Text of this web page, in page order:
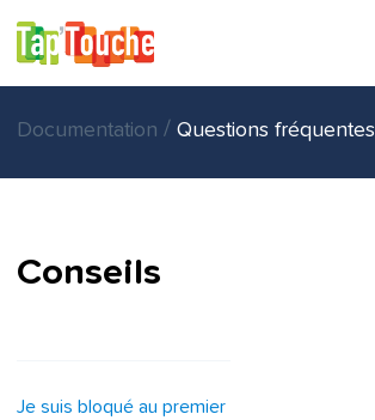
Documentation / Questions fréquentes
Conseils
Je suis bloqué au premier